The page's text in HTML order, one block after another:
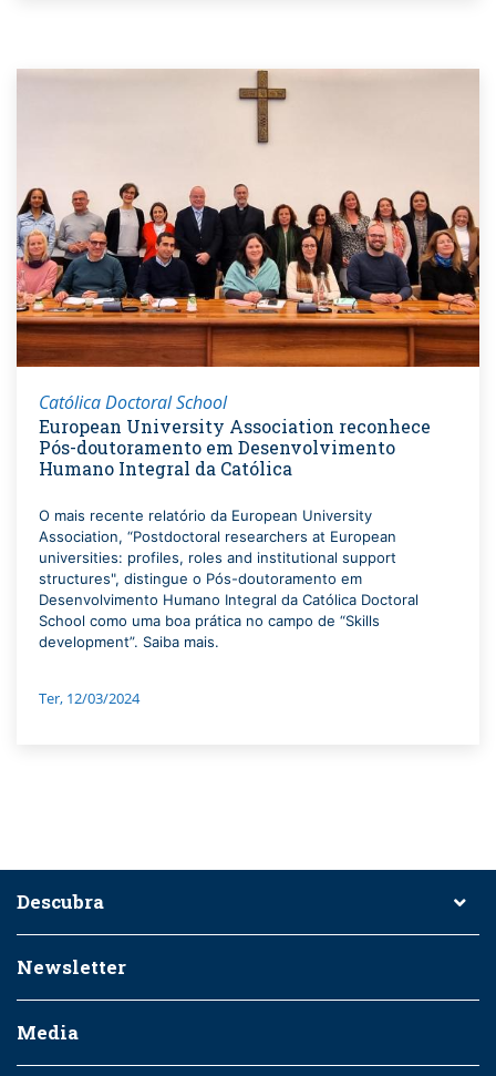
Católica Doctoral School
European University Association reconhece
Pós-doutoramento em Desenvolvimento
Humano Integral da Católica
O mais recente relatório da European University
Association, “Postdoctoral researchers at European
universities: profiles, roles and institutional support
structures", distingue o Pós-doutoramento em
Desenvolvimento Humano Integral da Católica Doctoral
School como uma boa prática no campo de “Skills
development”. Saiba mais.
Ter, 12/03/2024
Descubra
Newsletter
Media